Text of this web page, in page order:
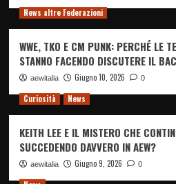
News altre Federazioni
WWE, TKO E CM PUNK: PERCHÉ LE
STANNO FACENDO DISCUTERE IL
aewitalia Giugno 10, 2026 0
Curiosità News
KEITH LEE E IL MISTERO CHE
SUCCEDENDO DAVVERO IN AEW?
aewitalia Giugno 9, 2026 0